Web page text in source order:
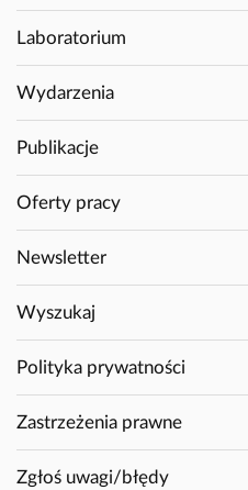
Laboratorium
Wydarzenia
Publikacje
Oferty pracy
Newsletter
Wyszukaj
Polityka prywatności
Zastrzeżenia prawne
Zgłoś uwagi/błędy